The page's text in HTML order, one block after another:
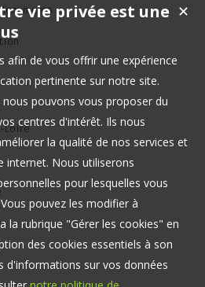
Loire
✕
vie privée est une
afin de vous offrir une expérience
pertinente sur notre site.
pouvons vous proposer du
centres d'intérêt. Ils nous
la qualité de nos services et
internet. Nous utiliserons
pour lesquelles vous
pouvez les modifier à
la rubrique "Gérer les cookies" en
des cookies essentiels à son
d'informations sur vos données